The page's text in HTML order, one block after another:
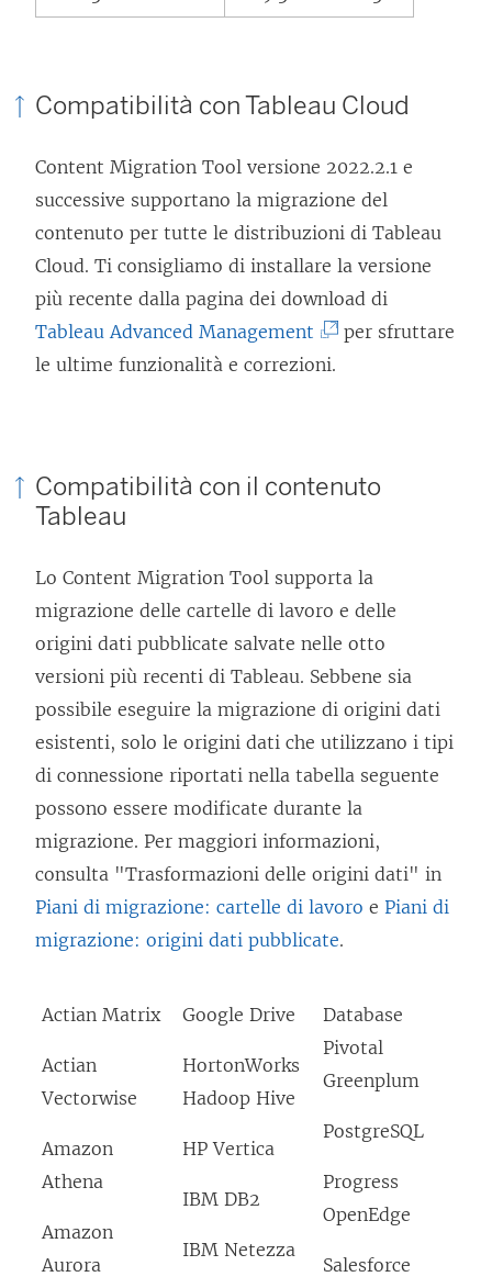
Compatibilità conTableau Cloud
Content Migration Tool versione 2022.2.1 e
successive supportano la migrazione del
contenuto per tutte le distribuzioni di Tableau
Cloud. Ti consigliamo di installare la versione
più recente dalla pagina dei download di
Tableau Advanced Management
I
l
p
n
per sfruttare
le ultime funzionalità e correzioni.
Compatibilità con il contenuto
Tableau
Lo Content Migration Tool supporta la
migrazione delle cartelle di lavoro e delle
origini dati pubblicate salvate nelle otto
versioni più recenti di Tableau. Sebbene sia
possibile eseguire la migrazione di origini dati
esistenti, solo le origini dati che utilizzano i tipi
di connessione riportati nella tabella seguente
possono essere modificate durante la
migrazione. Per maggiori informazioni,
consulta "Trasformazioni delle origini dati" in
Piani di migrazione: cartelle di lavoro e Piani di
migrazione: origini dati pubblicate.
Actian Matrix
Actian
Vectorwise
Amazon
Athena
Amazon
Aurora
Google Drive
HortonWorks
Hadoop Hive
HP Vertica
IBM DB2
IBM Netezza
Database
Pivotal
Greenplum
PostgreSQL
Progress
OpenEdge
Salesforce